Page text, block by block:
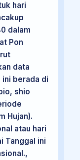
hari
dalam
Pon
data
berada di
shio
Hujan).
atau hari
Tanggal ini